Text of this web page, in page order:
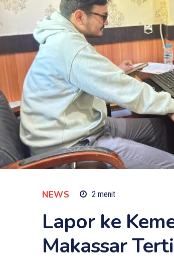
NEWS 2 menit
Lapor ke
Makassar